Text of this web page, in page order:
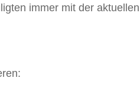
immer mit der aktuellen